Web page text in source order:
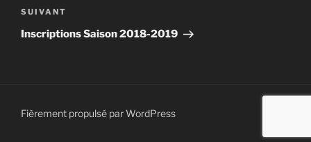
Article
suivant
SUIVANT
Inscriptions Saison 2018-2019
Fièrement propulsé par WordPress